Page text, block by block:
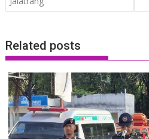
Related posts